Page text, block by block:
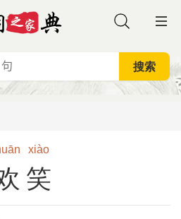
xiào
笑